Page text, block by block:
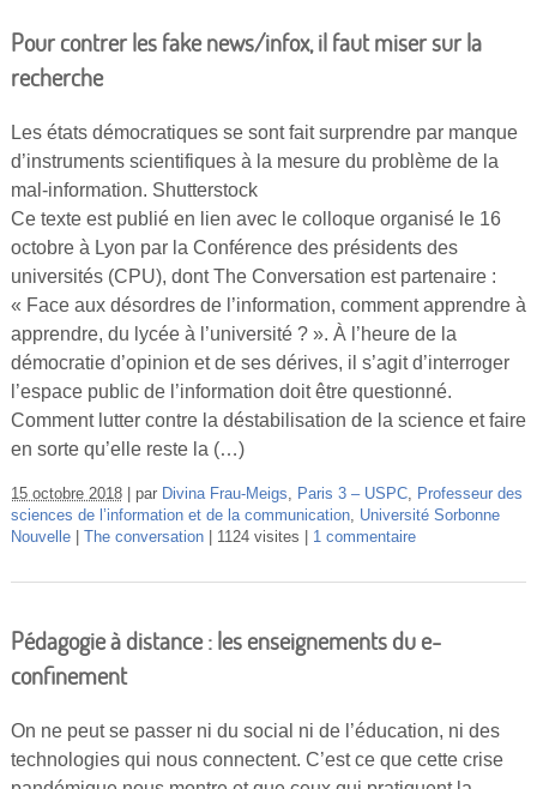
Pour contrer les fake news/infox, il faut miser sur la
recherche
Les états démocratiques se sont fait surprendre par manque
d’instruments scientifiques à la mesure du problème de la
mal-information. Shutterstock
Ce texte est publié en lien avec le colloque organisé le 16
octobre à Lyon par la Conférence des présidents des
universités (CPU), dont The Conversation est partenaire :
« Face aux désordres de l’information, comment apprendre à
apprendre, du lycée à l’université ? ». À l’heure de la
démocratie d’opinion et de ses dérives, il s’agit d’interroger
l’espace public de l’information doit être questionné.
Comment lutter contre la déstabilisation de la science et faire
en sorte qu’elle reste la (…)
15 octobre 2018 par Divina Frau-Meigs, Paris 3 – USPC, Professeur des
sciences de l’information et de la communication, Université Sorbonne
Nouvelle
The conversation 1124 visites 1 commentaire
Pédagogie à distance : les enseignements du e-
confinement
On ne peut se passer ni du social ni de l’éducation, ni des
technologies qui nous connectent. C’est ce que cette crise